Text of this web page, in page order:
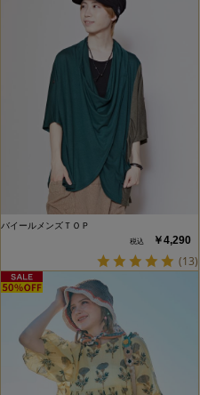
バイールメンズＴＯＰ
￥4,290
(13)